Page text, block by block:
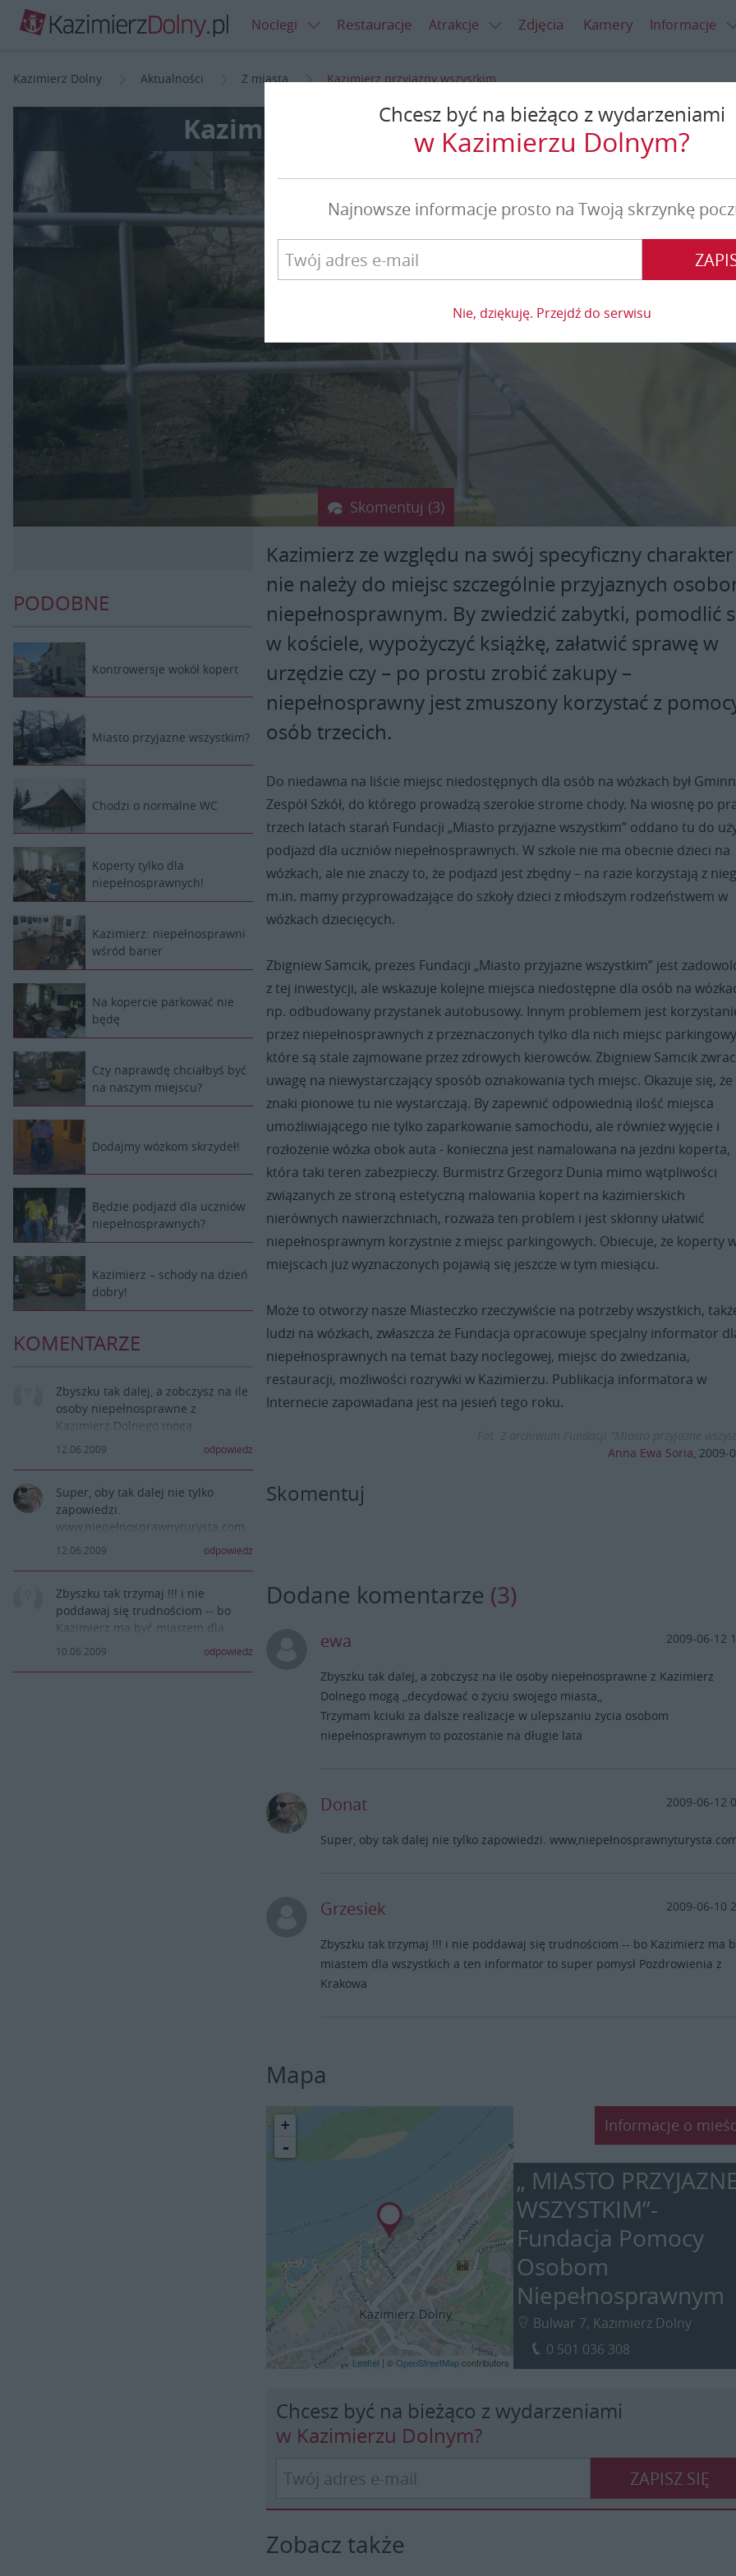
Noclegi Restauracje Atrakcje Zdjęcia Kamery Informacje
Kazimierz Dolny Aktualności Z miasta Kazimierz przyjazny wszystkim
Kazimierz przyjazny wszystkim
Skomentuj (3)
PODOBNE
Kontrowersje wokół kopert
Miasto przyjazne wszystkim?
Chodzi o normalne WC
Koperty tylko dla
niepełnosprawnych!
Kazimierz: niepełnosprawni
wśród barier
Na kopercie parkować nie
będę
Czy naprawdę chciałbyś być
na naszym miejscu?
Dodajmy wózkom skrzydeł!
Będzie podjazd dla uczniów
niepełnosprawnych?
Kazimierz – schody na dzień
dobry!
KOMENTARZE
Zbyszku tak dalej, a zobczysz na ile
osoby niepełnosprawne z
Kazimierz Dolnego mogą
,,decydować o życiu swojego
w ulepszaniu życia osobom
niepełnosprawnym to pozostanie
na długie lata
12.06.2009 odpowiedz
Super, oby tak dalej nie tylko
zapowiedzi.
www,niepełnosprawnyturysta.com
12.06.2009 odpowiedz
Zbyszku tak trzymaj !!! i nie
poddawaj się trudnościom -- bo
Kazimierz ma być miastem dla
wszystkich a ten informator to
super pomysł Pozdrowienia z
10.06.2009 odpowiedz
Kazimierz ze względu na swój specyficzny charakter
nie należy do miejsc szczególnie przyjaznych
niepełnosprawnym. By zwiedzić zabytki, pomodlić
w kościele, wypożyczyć książkę, załatwić sprawę w
urzędzie czy – po prostu zrobić zakupy –
niepełnosprawny jest zmuszony korzystać z
osób trzecich.
Do niedawna na liście miejsc niedostępnych dla osób na wózkach był
Zespół Szkół, do którego prowadzą szerokie strome chody. Na wiosnę po
trzech latach starań Fundacji „Miasto przyjazne wszystkim” oddano tu do
podjazd dla uczniów niepełnosprawnych. W szkole nie ma obecnie dzieci na
wózkach, ale nie znaczy to, że podjazd jest zbędny – na razie korzystają z
m.in. mamy przyprowadzające do szkoły dzieci z młodszym rodzeństwem w
wózkach dziecięcych.
Zbigniew Samcik, prezes Fundacji „Miasto przyjazne wszystkim” jest
z tej inwestycji, ale wskazuje kolejne miejsca niedostępne dla osób na
np. odbudowany przystanek autobusowy. Innym problemem jest
przez niepełnosprawnych z przeznaczonych tylko dla nich miejsc
które są stale zajmowane przez zdrowych kierowców. Zbigniew Samcik
uwagę na niewystarczający sposób oznakowania tych miejsc. Okazuje się, że
znaki pionowe tu nie wystarczają. By zapewnić odpowiednią ilość miejsca
umożliwiającego nie tylko zaparkowanie samochodu, ale również wyjęcie i
rozłożenie wózka obok auta - konieczna jest namalowana na jezdni koperta,
która taki teren zabezpieczy. Burmistrz Grzegorz Dunia mimo wątpliwości
związanych ze stroną estetyczną malowania kopert na kazimierskich
nierównych nawierzchniach, rozważa ten problem i jest skłonny ułatwić
niepełnosprawnym korzystnie z miejsc parkingowych. Obiecuje, że koperty
miejscach już wyznaczonych pojawią się jeszcze w tym miesiącu.
Może to otworzy nasze Miasteczko rzeczywiście na potrzeby wszystkich,
ludzi na wózkach, zwłaszcza że Fundacja opracowuje specjalny informator
niepełnosprawnych na temat bazy noclegowej, miejsc do zwiedzania,
restauracji, możliwości rozrywki w Kazimierzu. Publikacja informatora w
Internecie zapowiadana jest na jesień tego roku.
Anna Ewa Soria, 2009-
Skomentuj
Dodane komentarze (3)
ewa 2009-06-12
Zbyszku tak dalej, a zobczysz na ile osoby niepełnosprawne z Kazimierz
Dolnego mogą ,,decydować o życiu swojego miasta,,
Trzymam kciuki za dalsze realizacje w ulepszaniu życia osobom
niepełnosprawnym to pozostanie na długie lata
Donat 2009-06-12
Super, oby tak dalej nie tylko zapowiedzi.
Grzesiek 2009-06-10
Zbyszku tak trzymaj !!! i nie poddawaj się trudnościom -- bo Kazimierz ma
miastem dla wszystkich a ten informator to super pomysł Pozdrowienia z
Krakowa
Mapa
+
-
Leaflet| ©OpenStreetMapcontributors
Informacje o
„ MIASTO
WSZYSTKIM”-
Fundacja Pomocy
Osobom
Niepełnosprawnym
Bulwar 7, Kazimierz Dolny
0 501 036 308
Chcesz być na bieżąco z wydarzeniami
w Kazimierzu Dolnym?
ZAPISZ SIĘ
Zobacz także
Chcesz być na bieżąco z wydarzeniami
w Kazimierzu Dolnym?
Najnowsze informacje prosto na Twoją skrzynkę
Nie, dziękuję. Przejdź do serwisu